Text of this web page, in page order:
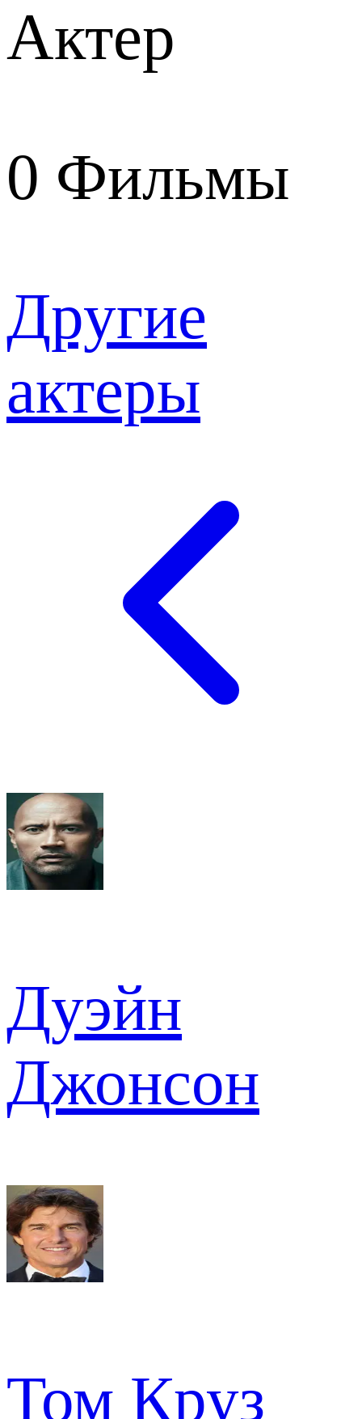
Актер
0 Фильмы
Другие
актеры
Дуэйн
Джонсон
Том Круз